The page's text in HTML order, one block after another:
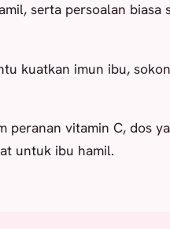
serta persoalan
kuatkan imun ibu,
peranan vitamin C, dos
untuk ibu hamil.